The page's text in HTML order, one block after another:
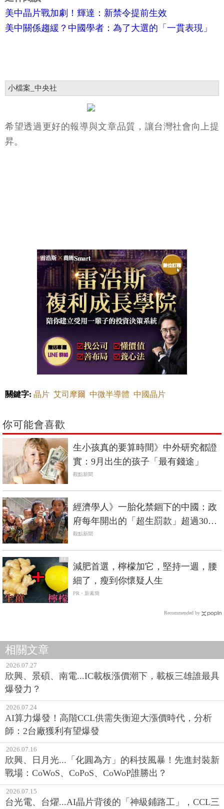
美中晶片戰加劇！輝達：新禁令提前生效
美中關係趨緩？中國學者：為了大選的「一貫表現」
小檔案_中央社
希望透過更好的報導與文章品質，讓台灣社會向上提
昇。
關鍵字: 晶片 艾司摩爾 中微半導體 中國晶片
你可能會喜歡
生小孩真的要算時間》中外研究都證
實：9月出生的孩子「最有錢途」
觀點新聞
經濟學人》一胎化禁錮下的中國：政
府每年開出的「超生罰款」超過30億
美元...
觀點新聞
PR
減肥首選，檸檬加它，堅持一週，腰
細了，瘦到你懷疑人生
PR・新素簡
Recommended by
相關文章
2026.07.27
欣興、景碩、南電...IC載板漲價潮下，載板三雄誰最具
爆發力？
2026.07.24
AI算力爆發！高階CCL供需失衡迎大漲價時代，分析
師：2台廠獲利有望爆發
2026.07.16
欣興、日月光...「化圓為方」的科技風暴！先進封裝新
戰場：CoWoS、CoPoS、CoWoP誰勝出？
2026.07.15
台光電、台燿...AI晶片背後的「神級鋪路工」，CCL三